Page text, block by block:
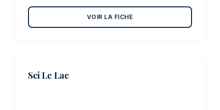
VOIR LA FICHE
Sci Le Lac